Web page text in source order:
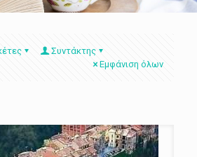
Συντάκτης
Εμφάνιση όλων